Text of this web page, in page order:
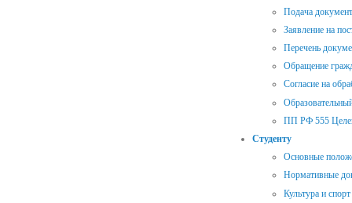
Подача
Заявление на
Перечень
Обращение
Согласие на
ПП РФ 555
Студенту
Основные
Нормативные
Культура и спорт